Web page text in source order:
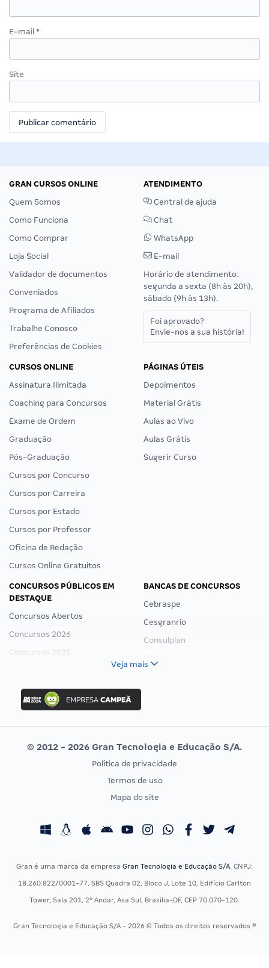
E-mail *
Site
GRAN CURSOS ONLINE
Quem Somos
Como Funciona
Como Comprar
Loja Social
Validador de documentos
Conveniados
Programa de Afiliados
Trabalhe Conosco
Preferências de Cookies
ATENDIMENTO
Central de ajuda
Chat
WhatsApp
E-mail
Horário de atendimento:
segunda a sexta (8h às 20h),
sábado (9h às 13h).
Foi aprovado?
Envie-nos a sua história!
CURSOS ONLINE
Assinatura Ilimitada
Coaching para Concursos
Exame de Ordem
Graduação
Pós-Graduação
Cursos por Concurso
Cursos por Carreira
Cursos por Estado
Cursos por Professor
Oficina de Redação
Cursos Online Gratuitos
PÁGINAS ÚTEIS
Depoimentos
Material Grátis
Aulas ao Vivo
Aulas Grátis
Sugerir Curso
CONCURSOS PÚBLICOS EM
DESTAQUE
Concursos Abertos
Concursos 2026
Concursos 2025
Concurso Nacional Unificado
Concurso Ibama
Concurso MPU
Editais publicados
BANCAS DE CONCURSOS
Cebraspe
Cesgranrio
Consulplan
Vunesp
CONCURSOS POR PROFISSÃO
Concursos Fiscais
Residência Multiprofissional
EXAME DE ORDEM
Calendário OAB
Veja mais
© 2012 - 2026 Gran Tecnologia e Educação S/A.
Política de privacidade
Termos de uso
Mapa do site
Gran é uma marca da empresa Gran Tecnologia e Educação S/A, CNPJ:
18.260.822/0001-77, SBS Quadra 02, Bloco J, Lote 10, Edifício Carlton
Tower, Sala 201, 2º Andar, Asa Sul, Brasília-DF, CEP 70.070-120.
Gran Tecnologia e Educação S/A - 2026 © Todos os direitos reservados ®